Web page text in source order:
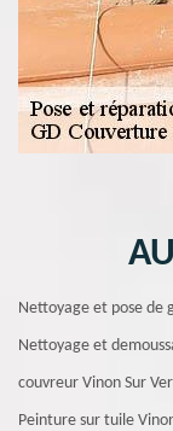
Nettoyage et pose de
Nettoyage et
couvreur Vinon Sur
Peinture sur tuile